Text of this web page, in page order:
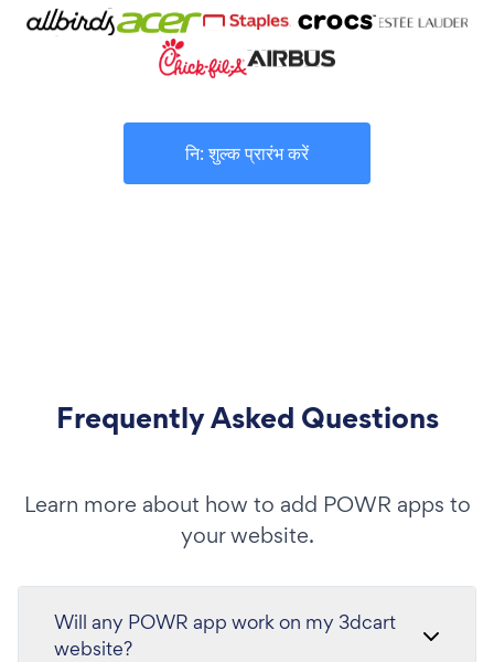
नि: शुल्क प्रारंभ करें
Frequently Asked Questions
Learn more about how to add POWR apps to
your website.
Will any POWR app work on my 3dcart
website?